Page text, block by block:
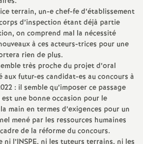
terrain, un-e chef-fe d’établissement
d’inspection étant déjà partie
on comprend mal la nécessité
à ces acteurs-trices pour une
rien de plus.
très proche du projet d’oral
aux futur-es candidat-es au concours à
: il semble qu’imposer ce passage
une bonne occasion pour le
main en termes d’exigences pour un
mené par les ressources humaines
de la réforme du concours.